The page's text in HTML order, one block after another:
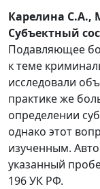
Карелина С.А.,
Субъектный
Подавляющее
к теме
исследовали
практике же
определении
однако этот
изученным.
указанный
196 УК РФ.